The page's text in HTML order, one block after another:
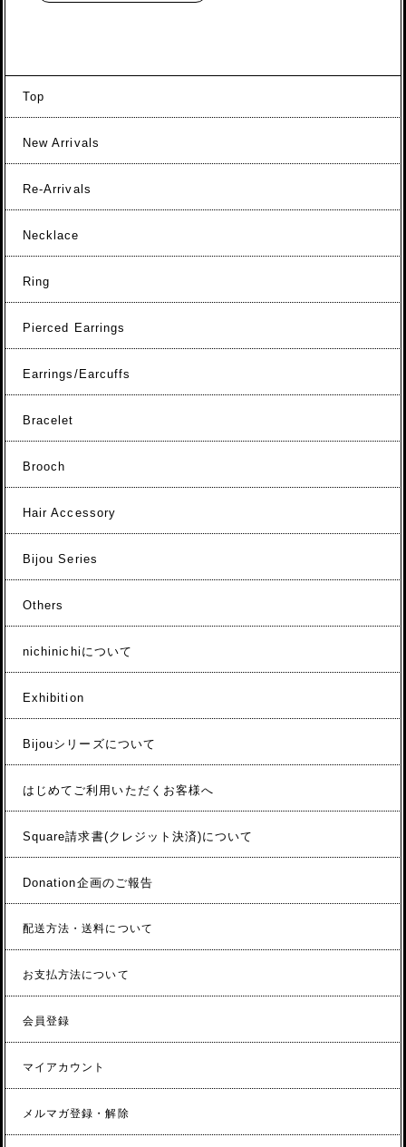
Top
New Arrivals
Re-Arrivals
Necklace
Ring
Pierced Earrings
Earrings/Earcuffs
Bracelet
Brooch
Hair Accessory
Bijou Series
Others
nichinichiについて
Exhibition
Bijouシリーズについて
はじめてご利用いただくお客様へ
Square請求書(クレジット決済)について
Donation企画のご報告
配送方法・送料について
お支払方法について
会員登録
マイアカウント
メルマガ登録・解除